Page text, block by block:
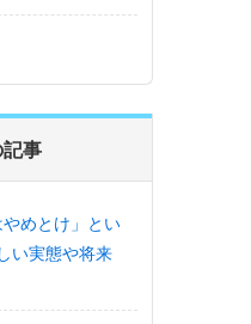
事
やめとけ」とい
い実態や将来